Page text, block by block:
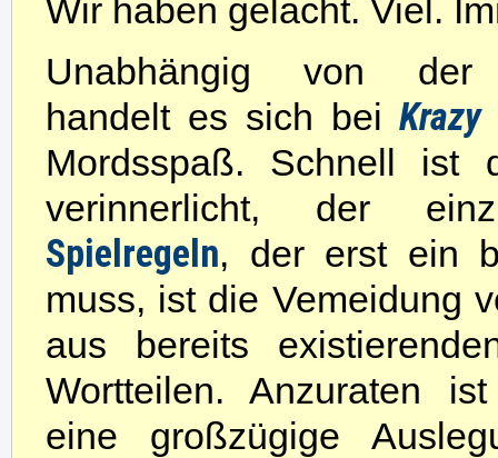
Wir haben gelacht. Viel.
Unabhängig von der
handelt es sich bei
Mordsspaß. Schnell ist
verinnerlicht, der
Spielregeln, der erst ein
muss, ist die Vemeidung
aus bereits
Wortteilen. Anzuraten
eine großzügige